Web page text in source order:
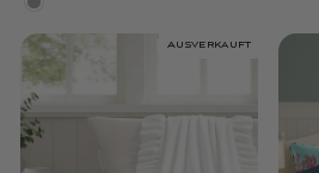
Ausverkauft